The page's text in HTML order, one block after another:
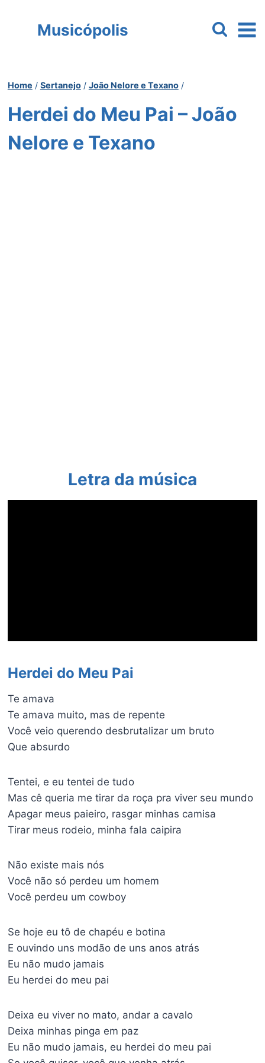
Musicópolis
Home / Sertanejo / João Nelore e Texano /
Herdei do Meu Pai – João
Nelore e Texano
Letra da música
Herdei do Meu Pai
Te amava
Te amava muito, mas de repente
Você veio querendo desbrutalizar um bruto
Que absurdo
Tentei, e eu tentei de tudo
Mas cê queria me tirar da roça pra viver seu mundo
Apagar meus paieiro, rasgar minhas camisa
Tirar meus rodeio, minha fala caipira
Não existe mais nós
Você não só perdeu um homem
Você perdeu um cowboy
Se hoje eu tô de chapéu e botina
E ouvindo uns modão de uns anos atrás
Eu não mudo jamais
Eu herdei do meu pai
Deixa eu viver no mato, andar a cavalo
Deixa minhas pinga em paz
Eu não mudo jamais, eu herdei do meu pai